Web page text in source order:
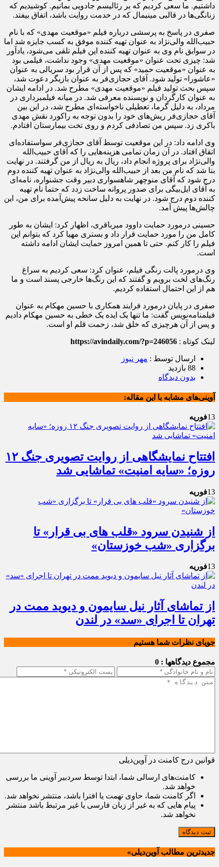
داشتیم. ما سعی کردیم که بر رئالیسم جادویی بمانیم. کوشیدیم که
زنانگی‌ها در قالبی مینیمال که در خدمت روایت باشد، اتفاق بیفتد.
صفری در پاسخ به پرسشی درباره فیلم «موقعیت مهدی» که با نام
حبیب‌الله والی‌نژاد به عنوان تهیه کننده موفق به کسب جایزه شد اما
در سوابق نام وی به عنوان تهیه کننده این فیلم تلقی می‌شود، یادآور
شد: چیزی تحت عنوان «موقعیت مهدی» وجود نداشت، فیلمی بود
به عنوان «موقعیت حمید» که پس از آن قرار بود سریالی به عنوان
«عاشورا» تولید شود. آقای حجازی‌فر به عنوان بازیگر دعوت شد،
سپس بحث تولید فیلم «موقعیت مهدی» مطرح شد. در ادامه ایشان
به عنوان کارگردان و نویسنده معرفی شد. در میانه فیلمبرداری در
مرداد، به دلیل گرما، تعطیلی ناخواسته‌ای مطرح شد، در این بین
آقای حجازی‌فر ریش‌های خود را بدون توجه به راکورد نقش مهدی
باکری زد. سپس من تصادفی کردم و روی تخت بیمارستان افتادم.
وی ادامه داد: در این موقعیت توسط آقای حجازی‌فر سواستفاده‌ای
اتقاق افتاد. در آن زمان تمامی هزینه‌هایی را که آقای حبیب‌الله
والی‌نژاد برای پروژه انجام داد، ریال به ریال از من گرفتند. در نهایت
بنا شد که نام من بعد از حبیب‌الله والی‌نژاد به عنوان تهیه کننده دوم
درج شود که آقای منوچهر شاهسواری دبیر وقت جشنواره، نامه‌ای
به آقای ایل‌بیگی برای صدور پروانه ساخت زدد که حتما نام تهیه
کننده دوم درج شود. در نهایت به دلیل سانحه پیش‌آمده برای من، این
چالش‌ها پیش آمد.
حسینی درمورد حمایت داوود میرباقری، اظهار کرد: ایشان به طور
کامل من را مورد حمایت قرار داد و بستری مهیا کرد که بتوانم این
فیلم را کار کنم. حتی تا همین امروز حمایت ایشان ادامه داشته
است.
وی درمورد پالت رنگی فیلم، عنوان کرد: سعی کردیم به سراغ
رنگ‌های لخت برویم و گفتند که این رنگ‌ها خارجی پسند است و ما
هم از این احتمال استفاده کردیم.
صفری در پایان درمورد فرایند همکاری با حسین مهکام به عنوان
فیلمنامه‌نویس گفت: ما تنها یک ایده یک خطی به حسین مهکام دادیم
و پس از آن هرچیزی که خلق شد، زحمت قلم او است.
لینک کوتاه : https://avindaily.com/?p=246056
ارسال توسط : مهر نیوز
88 بازدید
بدون دیدگاه
آوینی‌های مشابه با این مقاله:
13فوریه
افتتاح نمایشگاهی از روایت تصویری جنگ‌ ۱۲
روزه؛ «سایه امنیت» تماشایی شد
13فوریه
از شنیدن سرود «قلب های بی قرار» تا
برگزاری «شب خوزستان»
13فوریه
از تماشای آثار نیل سایمون و دیوید ممت در
تهران تا اجرای «سد» در لندن
جویای نظرات شما هستیم
مجموع دیدگاهها : 0
قوانین درج کامنت در آوین‌دیلی
کامنت‌های ارسالی شما، ابتدا توسط سردبیر آوینی ما بررسی
خواهد شد.
اگر کامنت شما، حاوی تهمت یا افترا باشد، منتشر نخواهد شد.
پیام هایی که به غیر از زبان فارسی یا غیر مرتبط باشد منتشر
نخواهد شد.
ثبت دیدگاه
جدیدترین مطالب آوین‌دیلی»